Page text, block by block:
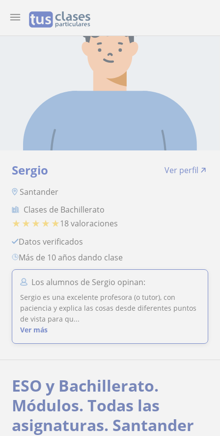
Sergio
Ver perfil
Santander
Clases de Bachillerato
★ ★ ★ ★ ★18 valoraciones
Datos verificados
más de 10 años dando clase
Los alumnos de Sergio opinan:
Sergio es una excelente profesora (o tutor), con
paciencia y explica las cosas desde diferentes puntos
de vista para qu...
Ver más
ESO y Bachillerato.
Módulos. Todas las
asignaturas. Santander